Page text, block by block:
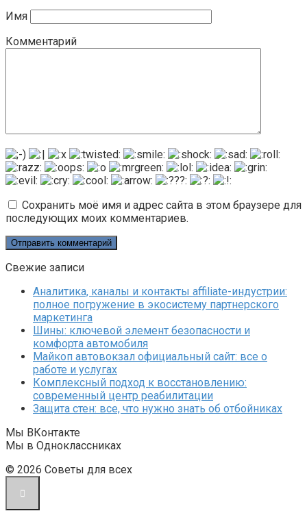
Имя
Комментарий
Сохранить моё имя и адрес сайта в этом браузере для
последующих моих комментариев.
Свежие записи
Аналитика, каналы и контакты affiliate-индустрии:
полное погружение в экосистему партнерского
маркетинга
Шины: ключевой элемент безопасности и
комфорта автомобиля
Майкоп автовокзал официальный сайт: все о
работе и услугах
Комплексный подход к восстановлению:
современный центр реабилитации
Защита стен: все, что нужно знать об отбойниках
Мы ВКонтакте
Мы в Одноклассниках
© 2026 Советы для всех